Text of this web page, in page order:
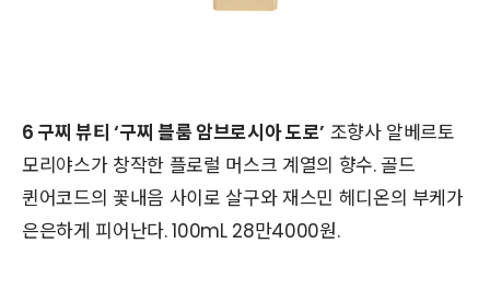
6 구찌 뷰티 ‘구찌 블룸 암브로시아 도로’ 조향사 알베르토
모리야스가 창작한 플로럴 머스크 계열의 향수. 골드
퀸어코드의 꽃내음 사이로 살구와 재스민 헤디온의 부케가
은은하게 피어난다. 100mL 28만4000원.